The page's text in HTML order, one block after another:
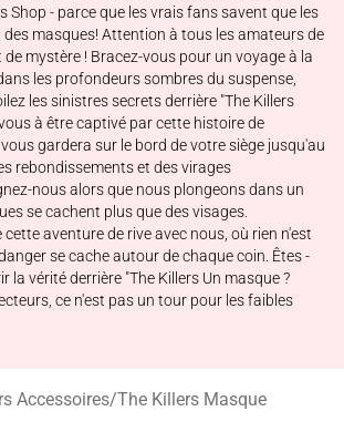
Shop - parce que les vrais fans savent que les
masques! Attention à tous les amateurs de
mystère ! Bracez-vous pour un voyage à la
les profondeurs sombres du suspense,
les sinistres secrets derrière "The Killers
à être captivé par cette histoire de
gardera sur le bord de votre siège jusqu'au
rebondissements et des virages
nous alors que nous plongeons dans un
se cachent plus que des visages.
aventure de rive avec nous, où rien n'est
se cache autour de chaque coin. Êtes -
la vérité derrière "The Killers Un masque ?
ce n'est pas un tour pour les faibles
Accessoires/The Killers Masque